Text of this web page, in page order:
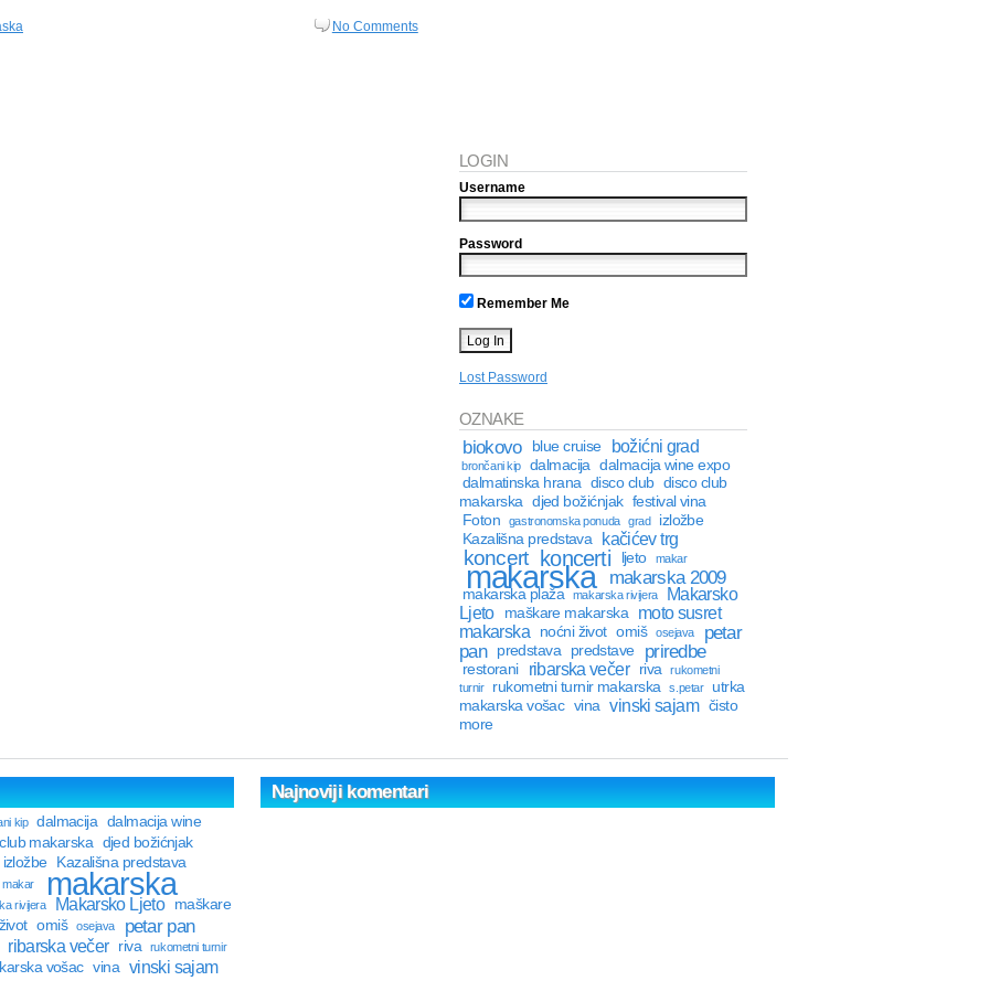
No Comments
LOGIN
Username
Password
Remember Me
Lost Password
OZNAKE
biokovo blue cruise božićni grad
brončani kip dalmacija
dalmacija wine expo
dalmatinska hrana disco club disco club
makarska djed božićnjak festival vina
Foton
gastronomska ponuda grad
izložbe
Kazališna predstava
kačićev trg
koncert koncerti ljeto makar
makarska makarska 2009
makarska plaža makarska rivijera
Makarsko
Ljeto
maškare makarska
moto susret
makarska
noćni život omiš osejava
petar
pan
predstava predstave priredbe
restorani ribarska večer riva
rukometni
turnir
rukometni turnir makarska s.petar
utrka
makarska vošac vina vinski sajam
čisto
more
kip dalmacija dalmacija wine
makarska
djed božićnjak
izložbe Kazališna predstava
makar makarska
rivijera Makarsko Ljeto
maškare
omiš osejava petar pan
ribarska večer riva rukometni turnir
vošac vina vinski sajam
Najnoviji komentari